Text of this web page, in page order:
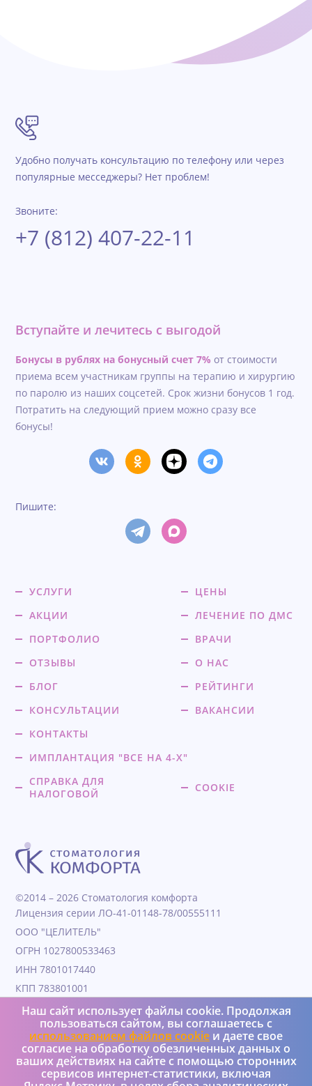
Удобно получать консультацию по телефону или через
популярные месседжеры? Нет проблем!
Звоните:
+7 (812) 407-22-11
Наш сайт использует файлы cookie. Продолжая
пользоваться сайтом, вы соглашаетесь с
использованием файлов cookie и даете свое
согласие на обработку обезличенных данных о
ваших действиях на сайте с помощью сторонних
сервисов интернет-статистики, включая
Вступайте и лечитесь с выгодой
Бонусы в рублях на бонусный счет 7% от стоимости
приема всем участникам группы на терапию и хирургию
по паролю из наших соцсетей. Срок жизни бонусов 1 год.
Потратить на следующий прием можно сразу все
бонусы!
Пишите:
УСЛУГИ
ЦЕНЫ
АКЦИИ
ЛЕЧЕНИЕ ПО ДМС
ПОРТФОЛИО
ВРАЧИ
ОТЗЫВЫ
О НАС
БЛОГ
РЕЙТИНГИ
КОНСУЛЬТАЦИИ
ВАКАНСИИ
КОНТАКТЫ
ИМПЛАНТАЦИЯ "ВСЕ НА 4-Х"
СПРАВКА ДЛЯ
НАЛОГОВОЙ
COOKIE
©2014 – 2026 Стоматология комфорта
Лицензия серии ЛО-41-01148-78/00555111
ООО "ЦЕЛИТЕЛЬ"
ОГРН 1027800533463
ИНН 7801017440
КПП 783801001
Дата образования 04.11.1991
Юридический адрес 190000, Г.Санкт-петербург, ул
Гороховая, д. 25, литера а, пом 4Н
+7 (950) 037-08-73